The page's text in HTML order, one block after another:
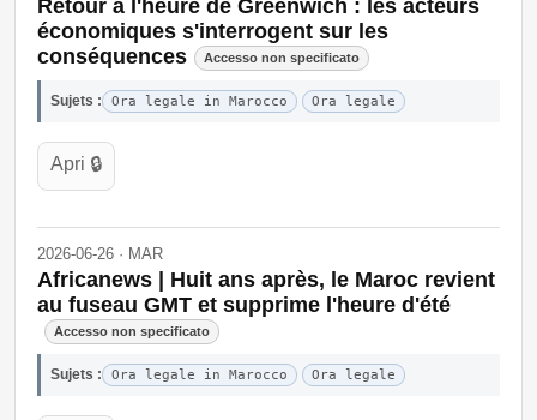
Retour à l'heure de Greenwich : les acteurs
économiques s'interrogent sur les
conséquences
Accesso non specificato
Sujets : Ora legale in Marocco Ora legale
Apri 🔒
2026-06-26 · MAR
Africanews | Huit ans après, le Maroc revient
au fuseau GMT et supprime l'heure d'été
Accesso non specificato
Sujets : Ora legale in Marocco Ora legale